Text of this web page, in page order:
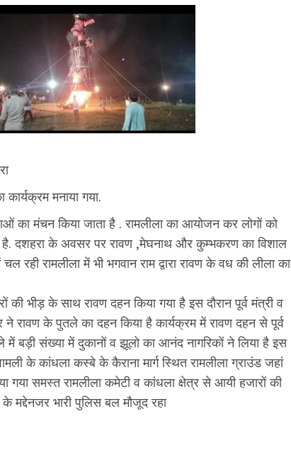
मनाया गया.
का मंचन किया जाता है . रामलीला का आयोजन कर लोगों को
है. दशहरा के अवसर पर रावण ,मेघनाथ और कुम्भकरण का विशाल
रही रामलीला में भी भगवान राम द्वारा रावण के वध की लीला का
भीड़ के साथ रावण दहन किया गया है इस दौरान पूर्व मंत्री व
ने रावण के पुतले का दहन किया है कार्यक्रम में रावण दहन से पूर्व
बड़ी संख्या में दुकानों व झूलो का आनंद नागरिकों ने लिया है इस
के कांधला कस्बे के कैराना मार्ग स्थित रामलीला ग्राउंड जहां
गया समस्त रामलीला कमेटी व कांधला क्षेत्र से आयी हजारों की
के मद्देनजर भारी पुलिस बल मौजूद रहा